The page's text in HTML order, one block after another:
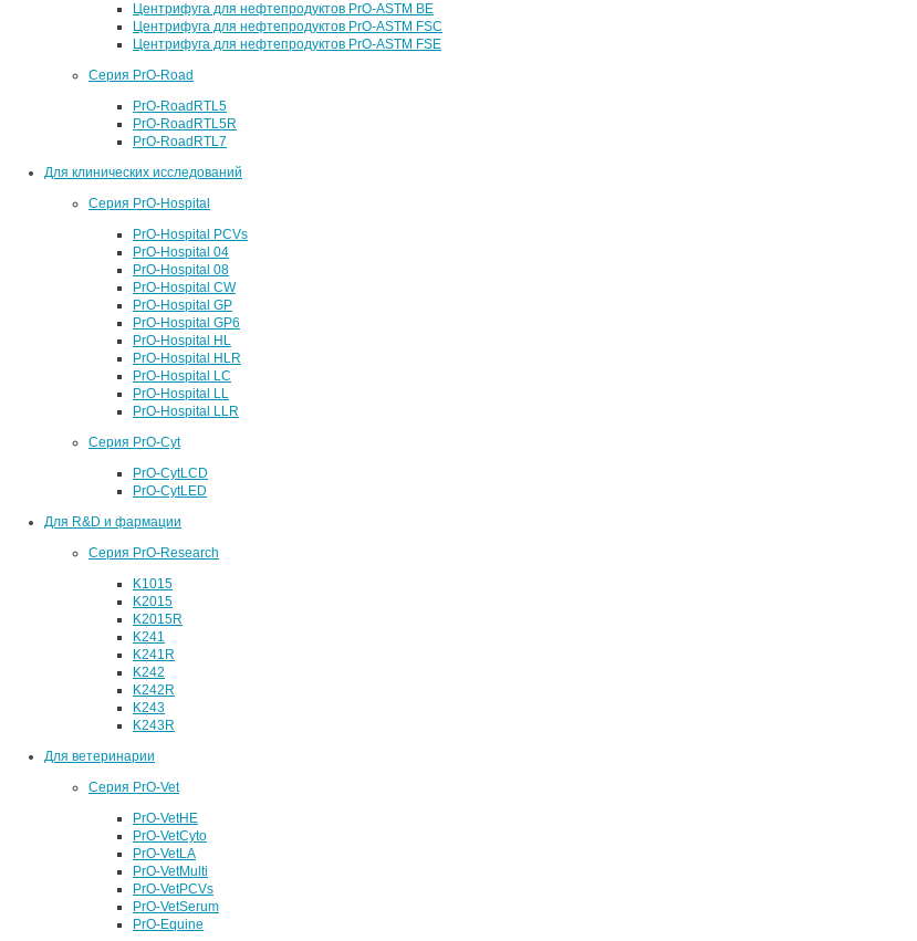
Центрифуга для нефтепродуктов PrO-ASTM BE
Центрифуга для нефтепродуктов PrO-ASTM FSC
Центрифуга для нефтепродуктов PrO-ASTM FSE
Серия PrO-Road
PrO-RoadRTL5
PrO-RoadRTL5R
PrO-RoadRTL7
Для клинических исследований
Серия PrO-Hospital
PrO-Hospital PCVs
PrO-Hospital 04
PrO-Hospital 08
PrO-Hospital CW
PrO-Hospital GP
PrO-Hospital GP6
PrO-Hospital HL
PrO-Hospital HLR
PrO-Hospital LC
PrO-Hospital LL
PrO-Hospital LLR
Серия PrO-Cyt
PrO-CytLCD
PrO-CytLED
Для R&D и фармации
Серия PrO-Research
K1015
K2015
K2015R
K241
K241R
K242
K242R
K243
K243R
Для ветеринарии
Серия PrO-Vet
PrO-VetHE
PrO-VetCyto
PrO-VetLA
PrO-VetMulti
PrO-VetPCVs
PrO-VetSerum
PrO-Equine